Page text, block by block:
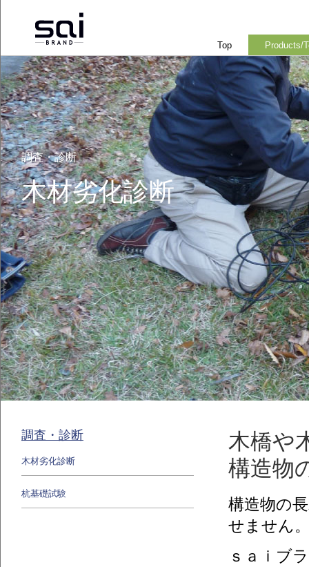
Top Products/
調査・診断
木材劣化診断
木橋や
構造物
構造物の
せません
ｓａｉブ
調査・診断
木材劣化診断
杭基礎試験